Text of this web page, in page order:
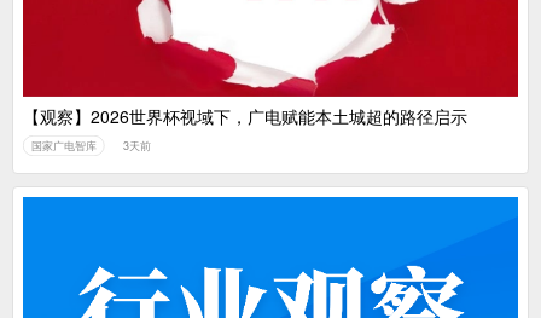
【观察】2026世界杯视域下，广电赋能本土城超的路径启示
国家广电智库 3天前